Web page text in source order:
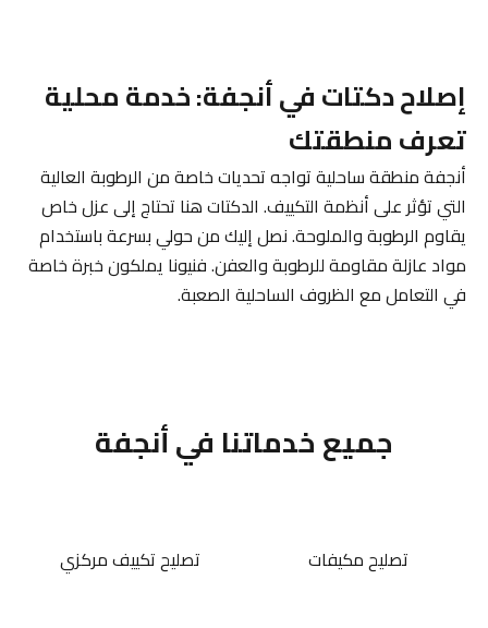
إصلاح دكتات في أنجفة: خدمة محلية
تعرف منطقتك
أنجفة منطقة ساحلية تواجه تحديات خاصة من الرطوبة العالية
التي تؤثر على أنظمة التكييف. الدكتات هنا تحتاج إلى عزل خاص
يقاوم الرطوبة والملوحة. نصل إليك من حولي بسرعة باستخدام
مواد عازلة مقاومة للرطوبة والعفن. فنيونا يملكون خبرة خاصة
في التعامل مع الظروف الساحلية الصعبة.
جميع خدماتنا في أنجفة
تصليح مكيفات تصليح تكييف مركزي